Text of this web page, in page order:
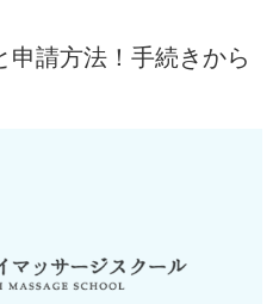
申請方法！手続きから